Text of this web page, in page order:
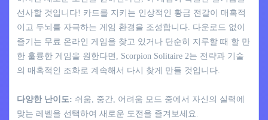
선사할 것입니다! 카드를 지키는 인상적인 황금 전갈이 매혹적
이고 두뇌를 자극하는 게임 환경을 조성합니다. 다운로드 없이
즐기는 무료 온라인 게임을 찾고 있거나 단순히 지루할 때 할 만
한 훌륭한 게임을 원한다면, Scorpion Solitaire 2는 전략과 기술
의 매혹적인 조화로 계속해서 다시 찾게 만들 것입니다.
다양한 난이도: 쉬움, 중간, 어려움 모드 중에서 자신의 실력에
맞는 레벨을 선택하여 새로운 도전을 즐겨보세요.